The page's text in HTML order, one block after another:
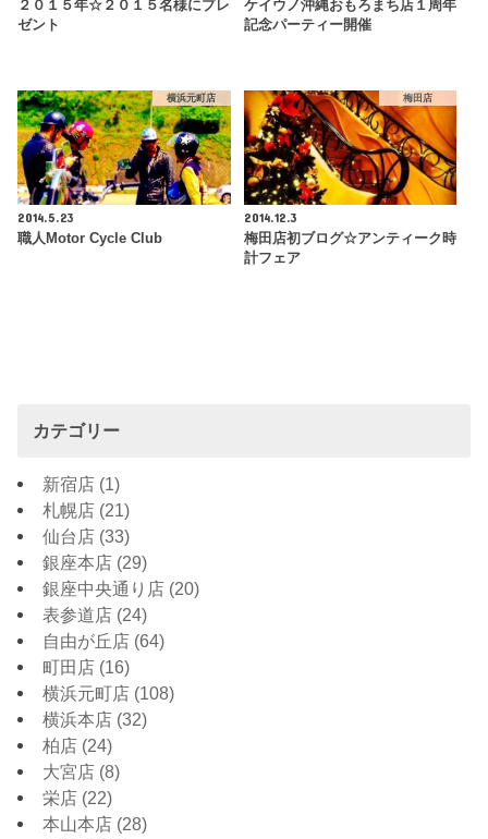
２０１５年☆２０１５名様にプレ
ゼント
ケイウノ沖縄おもろまち店１周年
記念パーティー開催
横浜元町店
2014.5.23
職人Motor Cycle Club
梅田店
2014.12.3
梅田店初ブログ☆アンティーク時
計フェア
カテゴリー
新宿店 (1)
札幌店 (21)
仙台店 (33)
銀座本店 (29)
銀座中央通り店 (20)
表参道店 (24)
自由が丘店 (64)
町田店 (16)
横浜元町店 (108)
横浜本店 (32)
柏店 (24)
大宮店 (8)
栄店 (22)
本山本店 (28)